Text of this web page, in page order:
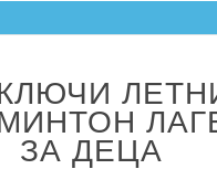
ЗА ДЕЦА